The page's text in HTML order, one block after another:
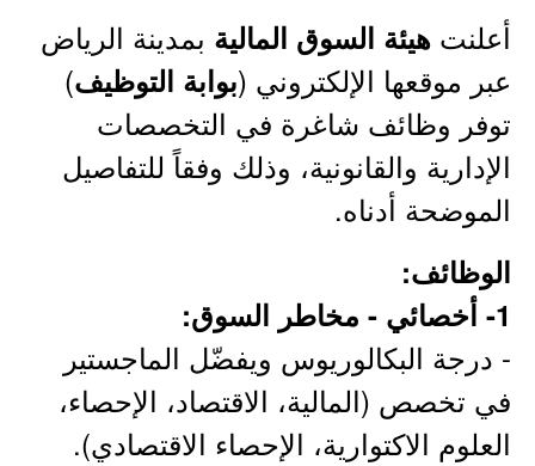
أعلنت هيئة السوق المالية بمدينة الرياض
عبر موقعها الإلكتروني (بوابة التوظيف)
توفر وظائف شاغرة في التخصصات
الإدارية والقانونية، وذلك وفقاً للتفاصيل
الموضحة أدناه.
الوظائف:
1- أخصائي - مخاطر السوق:
- درجة البكالوريوس ويفضّل الماجستير
في تخصص (المالية، الاقتصاد، الإحصاء،
العلوم الاكتوارية، الإحصاء الاقتصادي).